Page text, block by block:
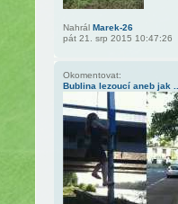
Nahrál Marek-26
pát 21. srp 2015 10:47:26
Okomentovat:
Bublina lezoucí aneb jak ...